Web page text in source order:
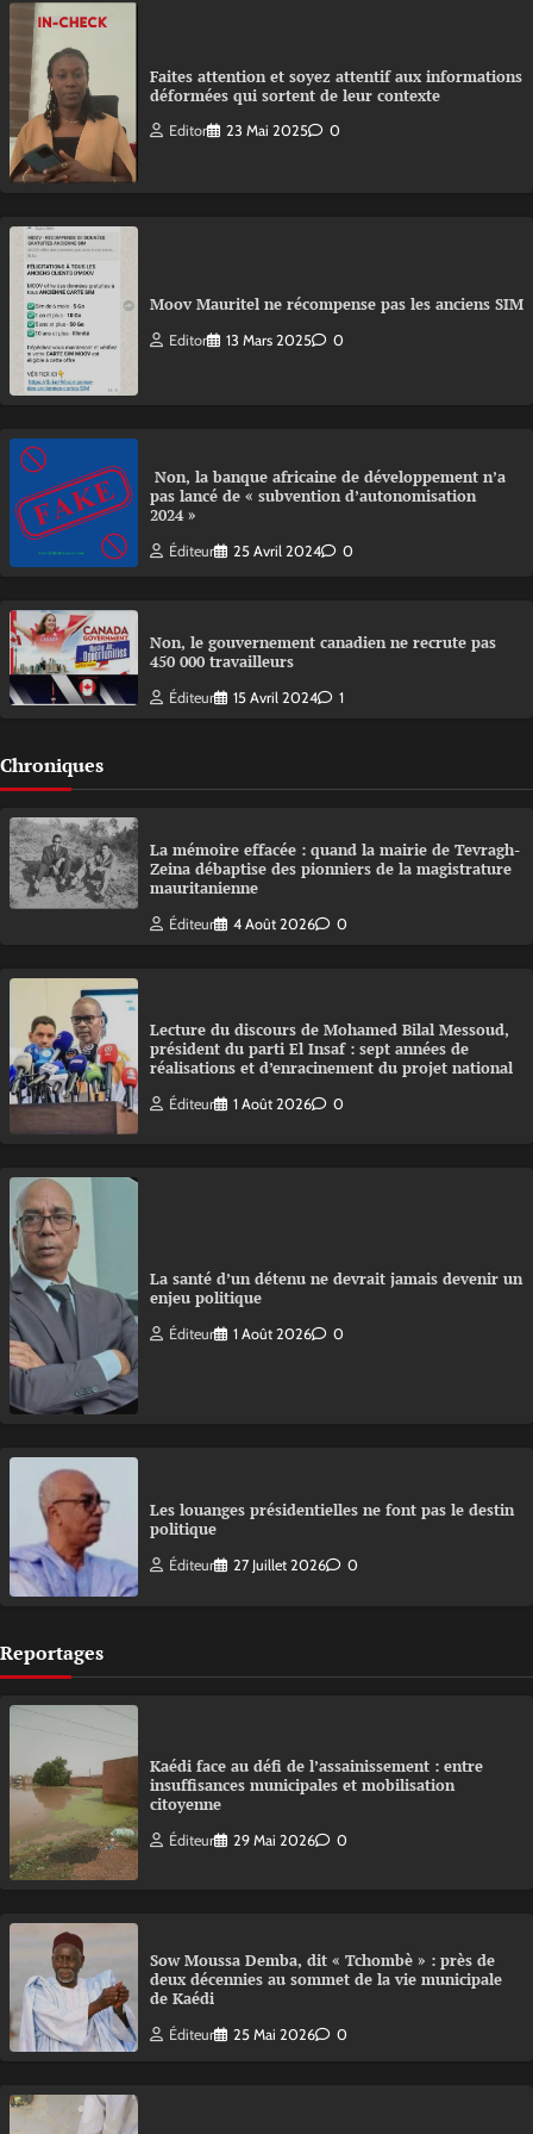
Faites attention et soyez attentif aux informations
déformées qui sortent de leur contexte
Editor 23 Mai 2025 0
Moov Mauritel ne récompense pas les anciens SIM
Editor 13 Mars 2025 0
Non, la banque africaine de développement n’a
pas lancé de « subvention d’autonomisation
2024 »
Éditeur 25 Avril 2024 0
Non, le gouvernement canadien ne recrute pas
450 000 travailleurs
Éditeur 15 Avril 2024 1
Chroniques
La mémoire effacée : quand la mairie de Tevragh-
Zeina débaptise des pionniers de la magistrature
mauritanienne
Éditeur 4 Août 2026 0
Lecture du discours de Mohamed Bilal Messoud,
président du parti El Insaf : sept années de
réalisations et d’enracinement du projet national
Éditeur 1 Août 2026 0
La santé d’un détenu ne devrait jamais devenir un
enjeu politique
Éditeur 1 Août 2026 0
Les louanges présidentielles ne font pas le destin
politique
Éditeur 27 Juillet 2026 0
Reportages
Kaédi face au défi de l’assainissement : entre
insuffisances municipales et mobilisation
citoyenne
Éditeur 29 Mai 2026 0
Sow Moussa Demba, dit « Tchombè » : près de
deux décennies au sommet de la vie municipale
de Kaédi
Éditeur 25 Mai 2026 0